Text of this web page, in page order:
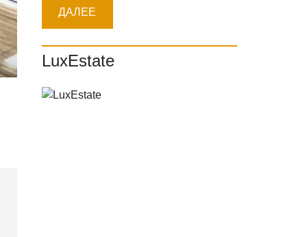
LuxEstate